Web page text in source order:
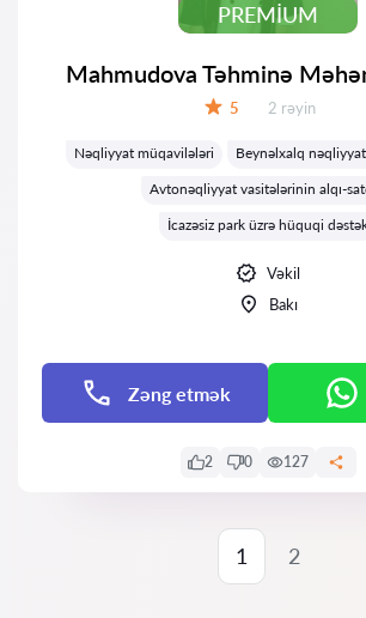
PREMIUM
Mahmudova Təhminə
5 Rəylər:
2 rəyin
Nəqliyyat müqavilələri
Beynəlxalq
Avtonəqliyyat vasitələrinin alqı-
İcazəsiz park üzrə hüquqi
Vəkil
Bakı
Zəng etmək
2 0 127
1 2